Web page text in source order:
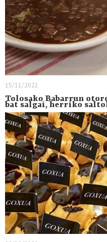
15/11/2021
Tolosako Babarrun
bat salgai, herriko